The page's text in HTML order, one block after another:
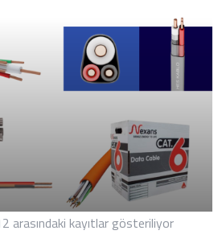
arasındaki kayıtlar gösteriliyor